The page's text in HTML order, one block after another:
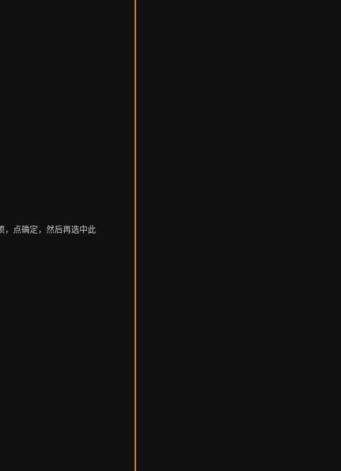
，点确定，然后再选中此